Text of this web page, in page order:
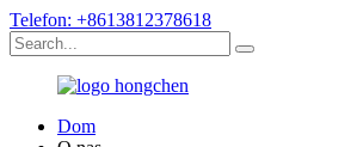
Telefon: +8613812378618
Dom